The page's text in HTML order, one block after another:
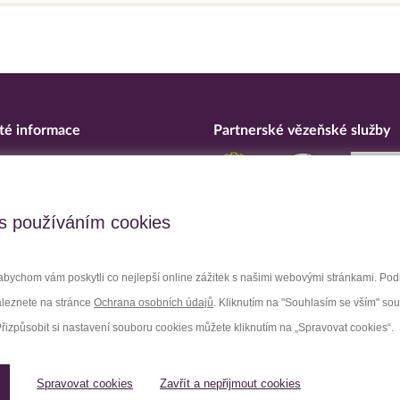
používáním cookies
vám poskytli co nejlepší online zážitek s našimi webovými stránkami.
na stránce Ochrana osobních údajů. Kliknutím na "Souhlasím se vším"
si nastavení souboru cookies můžete kliknutím na „Spravovat cookies“.
Spravovat cookies Zavřít a nepřijmout cookies
informace
opatření
Partnerské vězeňské služby
Facebook Youtube